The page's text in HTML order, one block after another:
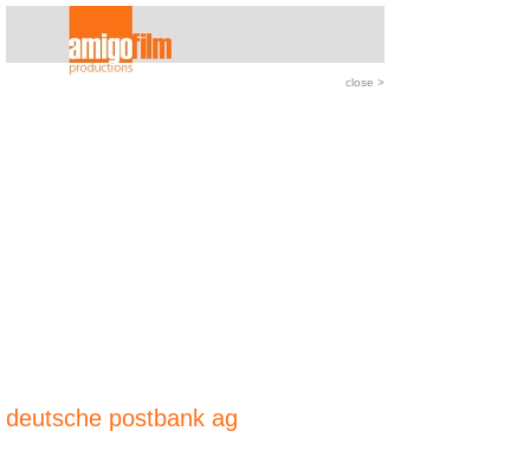
close >
deutsche postbank ag